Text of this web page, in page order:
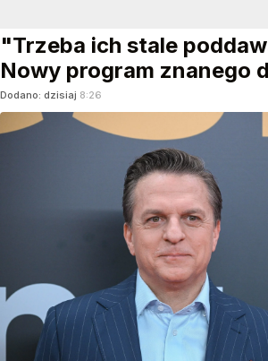
"Trzeba ich stale
Nowy program znanego
Dodano: dzisiaj 8:26